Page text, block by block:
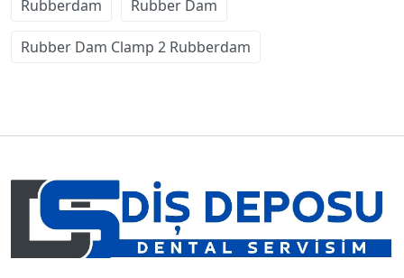
Rubberdam Rubber Dam
Rubber Dam Clamp 2 Rubberdam